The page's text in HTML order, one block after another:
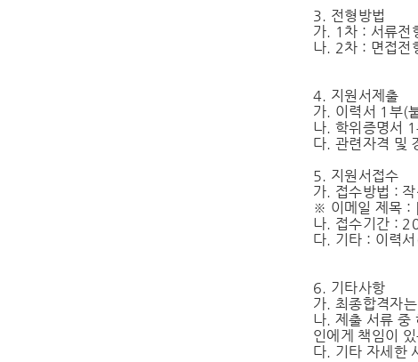
3. 전형방법
가. 1차 : 서류전
나. 2차 : 면접전
4. 지원서제출
가. 이력서 1부(
나. 학위증명서
다. 관련자격 및
5. 지원서접수
가. 접수방법 :
※ 이메일 제목 :
나. 접수기간 :
다. 기타 : 이력
6. 기타사항
가. 최종합격자
나. 제출 서류 중
인에게 책임이
다. 기타 자세한